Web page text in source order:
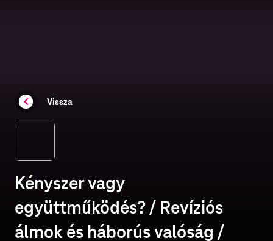
Vissza
Kényszer vagy
együttműködés? / Revíziós
álmok és háborús valóság /